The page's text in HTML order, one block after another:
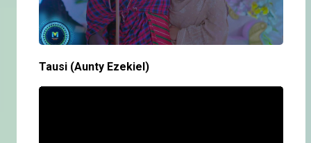
Tausi (Aunty Ezekiel)